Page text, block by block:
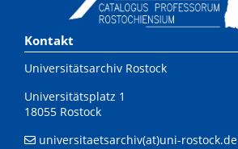
Kontakt
Universitätsarchiv Rostock
Universitätsplatz 1
18055 Rostock
universitaetsarchiv(at)uni-rostock.de